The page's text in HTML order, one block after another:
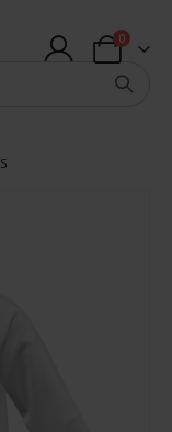
Warenkorb
0Artikel